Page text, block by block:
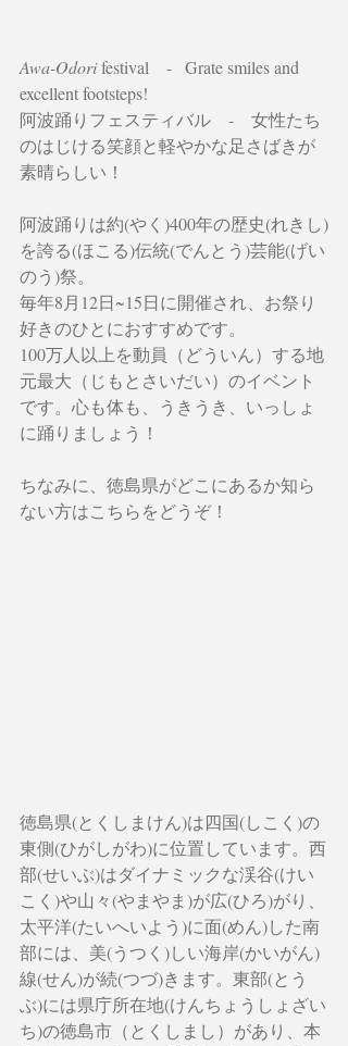
Awa-Odori festival    -   Grate smiles and
excellent footsteps!
阿波踊りフェスティバル　-　女性たち
のはじける笑顔と軽やかな足さばきが
素晴らしい！
阿波踊りは約(やく)400年の歴史(れきし)
を誇る(ほこる)伝統(でんとう)芸能(げい
のう)祭。
毎年8月12日~15日に開催され、お祭り
好きのひとにおすすめです。
100万人以上を動員（どういん）する地
元最大（じもとさいだい）のイベント
です。心も体も、うきうき、いっしょ
に踊りましょう！
ちなみに、徳島県がどこにあるか知ら
ない方はこちらをどうぞ！
徳島県(とくしまけん)は四国(しこく)の
東側(ひがしがわ)に位置しています。西
部(せいぶ)はダイナミックな渓谷(けい
こく)や山々(やまやま)が広(ひろ)がり、
太平洋(たいへいよう)に面(めん)した南
部には、美(うつく)しい海岸(かいがん)
線(せん)が続(つづ)きます。東部(とう
ぶ)には県庁所在地(けんちょうしょざい
ち)の徳島市（とくしまし）があり、本